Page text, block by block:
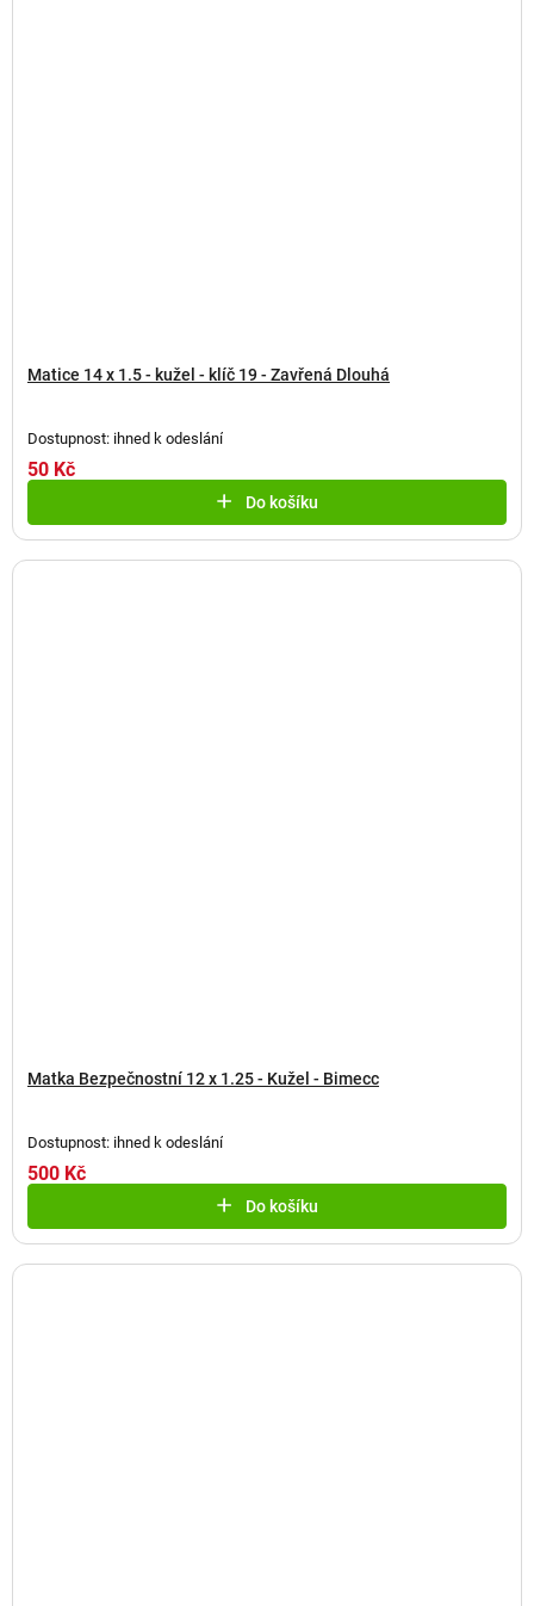
Matice 14 x 1.5 - kužel - klíč 19 - Zavřená Dlouhá
Dostupnost: ihned k odeslání
50 Kč
Do košíku
Matka Bezpečnostní 12 x 1.25 - Kužel - Bimecc
Dostupnost: ihned k odeslání
500 Kč
Do košíku